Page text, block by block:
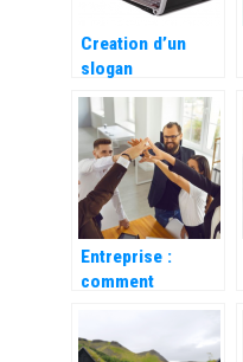
Creation d’un
slogan
publicitaire
accrocheur :
comment faire ?
Entreprise :
comment